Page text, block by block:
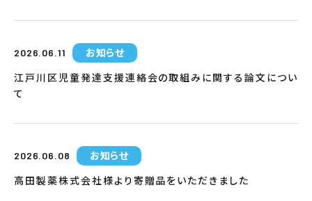
2026.06.11
お知らせ
江戸川区児童発達支援連絡会の取組みに関する論文につい
て
2026.06.08
お知らせ
高田製薬株式会社様より寄贈品をいただきました